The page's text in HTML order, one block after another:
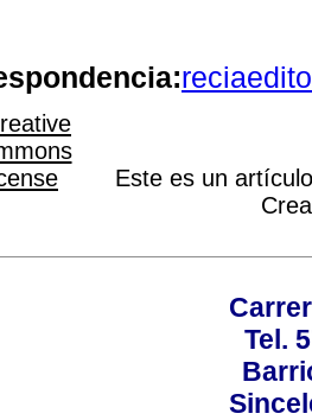
Este es un
Tel.